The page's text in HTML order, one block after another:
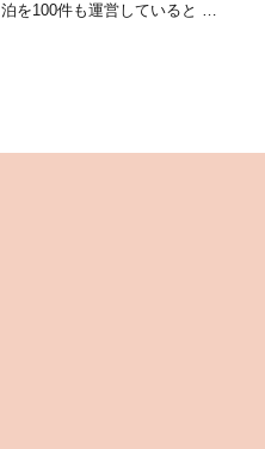
泊を100件も運営していると …